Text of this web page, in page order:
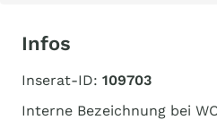
Infos
Inserat-ID: 109703
Interne Bezeichnung bei